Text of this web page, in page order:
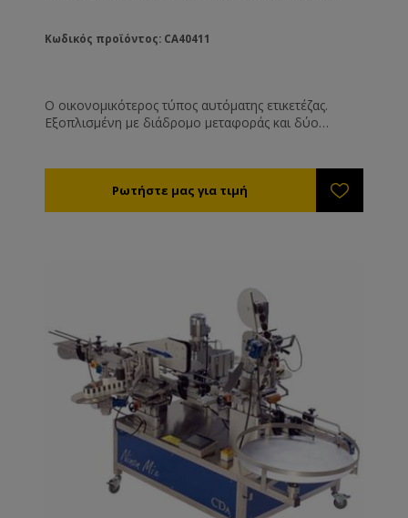
Κωδικός προϊόντος: CA40411
Ο οικονομικότερος τύπος αυτόματης ετικετέζας.
Εξοπλισμένη με διάδρομο μεταφοράς και δύο
ετικέτα). Δέχεται εκτυπωτή. Περιλαμβάνει: • Ένα
σταθμό min 5mm max180mm • Έναν δεύτερο